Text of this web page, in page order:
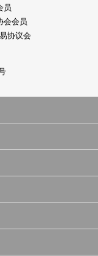
员
会会员
协议会